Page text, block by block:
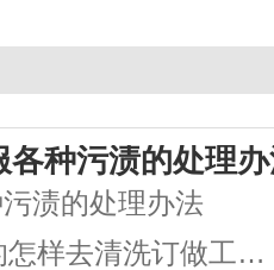
各种污渍的处理
污渍的处理办法
样去清洗订做工作